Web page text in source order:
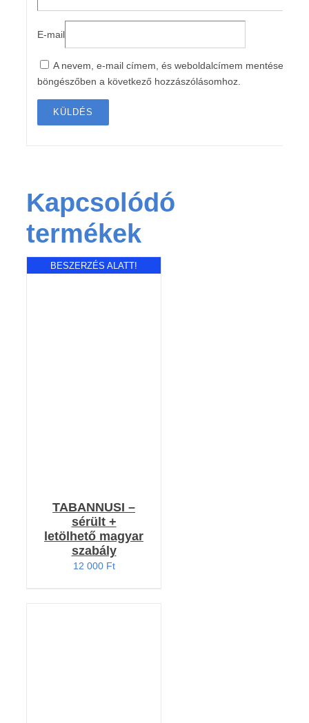
E-mail
A nevem, e-mail címem, és weboldalcímem mentése a
böngészőben a következő hozzászólásomhoz.
Kapcsolódó
termékek
BESZERZÉS ALATT!
TABANNUSI –
sérült +
letölhető magyar
szabály
12 000 Ft